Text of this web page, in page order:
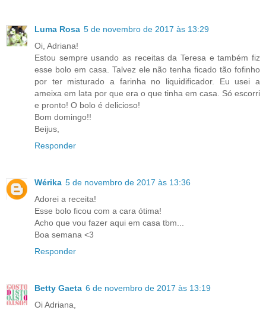
Luma Rosa 5 de novembro de 2017 às 13:29
Oi, Adriana!
Estou sempre usando as receitas da Teresa e também fiz
esse bolo em casa. Talvez ele não tenha ficado tão fofinho
por ter misturado a farinha no liquidificador. Eu usei a
ameixa em lata por que era o que tinha em casa. Só escorri
e pronto! O bolo é delicioso!
Bom domingo!!
Beijus,
Responder
Wérika 5 de novembro de 2017 às 13:36
Adorei a receita!
Esse bolo ficou com a cara ótima!
Acho que vou fazer aqui em casa tbm...
Boa semana <3
Responder
Betty Gaeta 6 de novembro de 2017 às 13:19
Oi Adriana,